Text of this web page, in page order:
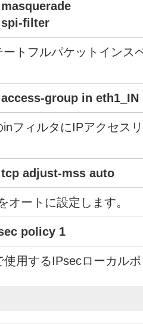
filter
トフルパケットインス
group in eth1_IN
フィルタにIPアクセス
adjust-mss auto
オートに設定します。
policy 1
用するIPsecローカル